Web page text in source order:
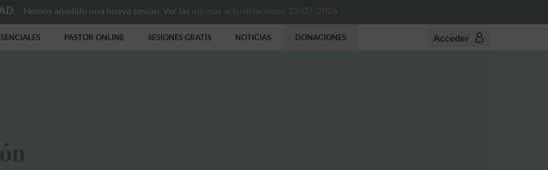
Hemos añadido una nueva sesión. Ver las últimas actualizaciones 23/07/2026
PASTOR ONLINE SESIONES GRATIS NOTICIAS DONACIONES Acceder